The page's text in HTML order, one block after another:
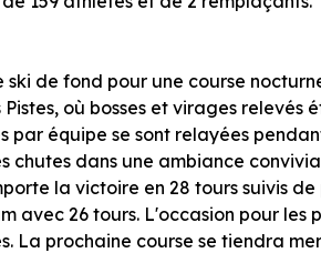
de fond pour une course
où bosses et virages relevés
équipe se sont relayées
chutes dans une ambiance
la victoire en 28 tours suivis
avec 26 tours. L'occasion pour les
La prochaine course se tiendra